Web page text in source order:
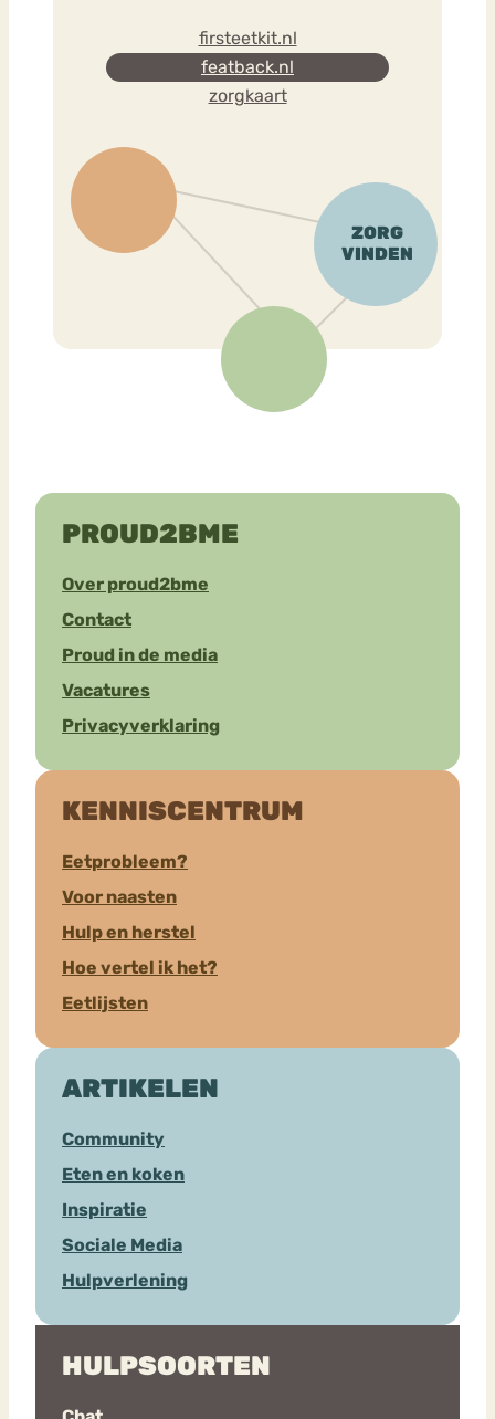
firsteetkit.nl
featback.nl
zorgkaart
PROUD2BME
Over proud2bme
Contact
Proud in de media
Vacatures
Privacyverklaring
KENNISCENTRUM
Eetprobleem?
Voor naasten
Hulp en herstel
Hoe vertel ik het?
Eetlijsten
ARTIKELEN
Community
Eten en koken
Inspiratie
Sociale Media
Hulpverlening
HULPSOORTEN